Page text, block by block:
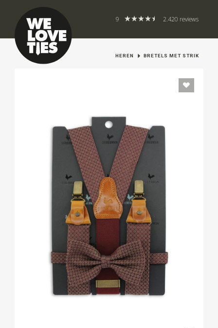
9 2.420 reviews
HEREN BRETELS MET STRIK